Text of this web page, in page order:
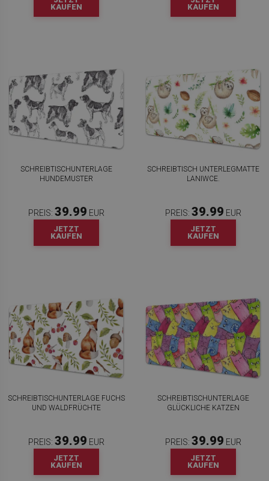
KAUFEN
KAUFEN
SCHREIBTISCHUNTERLAGE
HUNDEMUSTER
PREIS: 39.99 EUR
JETZT
KAUFEN
SCHREIBTISCH UNTERLEGMATTE
LANIWCE.
PREIS: 39.99 EUR
JETZT
KAUFEN
SCHREIBTISCHUNTERLAGE FUCHS
UND WALDFRÜCHTE
PREIS: 39.99 EUR
JETZT
KAUFEN
SCHREIBTISCHUNTERLAGE
GLÜCKLICHE KATZEN
PREIS: 39.99 EUR
JETZT
KAUFEN